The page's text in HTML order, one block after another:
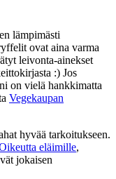
lämpimästi
ovat aina varma
leivonta-ainekset
:) Jos
on vielä hankkimatta
Vegekaupan
hyvää tarkoitukseen.
eläimille,
jokaisen